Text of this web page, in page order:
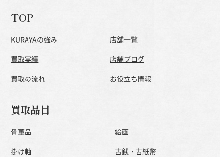
TOP
KURAYAの強み
買取実績
買取の流れ
店舗一覧
店舗ブログ
お役立ち情報
買取品目
骨董品
絵画
掛け軸
古銭・古紙幣